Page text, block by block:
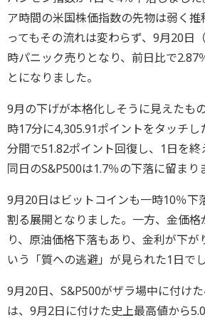
ア時間の米国株価指数の先物は弱く
ってもその流れは変わらず、9月20日
時パニック売りとなり、前日比で2.87
とになりました。
9月の下げが本格化しそうに見えたも
時17分に4,305.91ポイントをタッチ
分間で51.82ポイント回復し、1日を
同日のS&P500は1.7％の下落に留まり
9月20日はビットコインも一時10％下
割る展開となりました。一方、金価
り、原油価格下落もあり、金利が下が
いう「質への逃避」が見られた1日でし
9月20日、S&P500がザラ場中に付け
は、9月2日に付けた史上最高値から